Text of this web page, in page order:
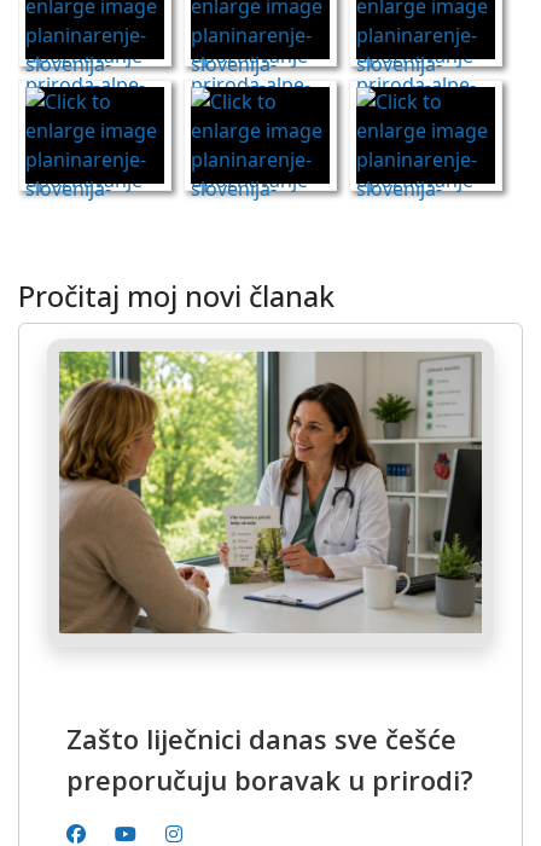
Pročitaj moj novi članak
Zašto liječnici danas sve češće
preporučuju boravak u prirodi?